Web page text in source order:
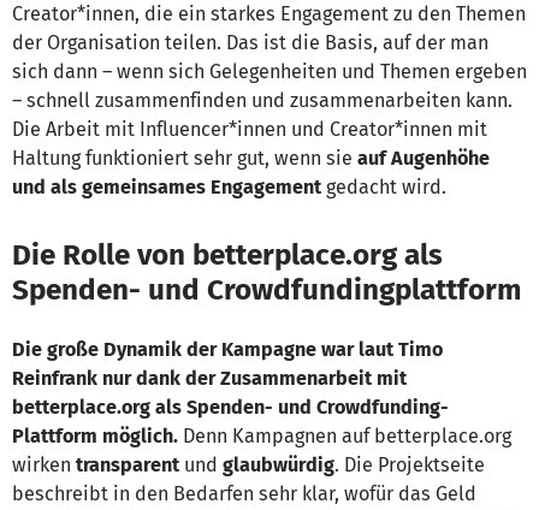
Creator*innen, die ein starkes Engagement zu den Themen
der Organisation teilen. Das ist die Basis, auf der man
sich dann – wenn sich Gelegenheiten und Themen ergeben
– schnell zusammenfinden und zusammenarbeiten kann.
Die Arbeit mit Influencer*innen und Creator*innen mit
Haltung funktioniert sehr gut, wenn sie auf Augenhöhe
und als gemeinsames Engagementgedacht wird.
Die Rolle von betterplace.org als
Spenden- und Crowdfundingplattform
Die große Dynamik der Kampagne war laut Timo
Reinfrank nur dank der Zusammenarbeit mit
betterplace.org als Spenden- und Crowdfunding-
Plattform möglich. Denn Kampagnen auf betterplace.org
wirken transparentund glaubwürdig. Die Projektseite
beschreibt in den Bedarfen sehr klar, wofür das Geld